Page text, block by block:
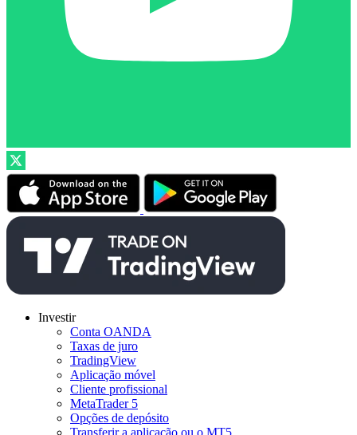
Investir
Conta OANDA
Taxas de juro
TradingView
Aplicação móvel
Cliente profissional
MetaTrader 5
Opções de depósito
Transferir a aplicação ou o MT5